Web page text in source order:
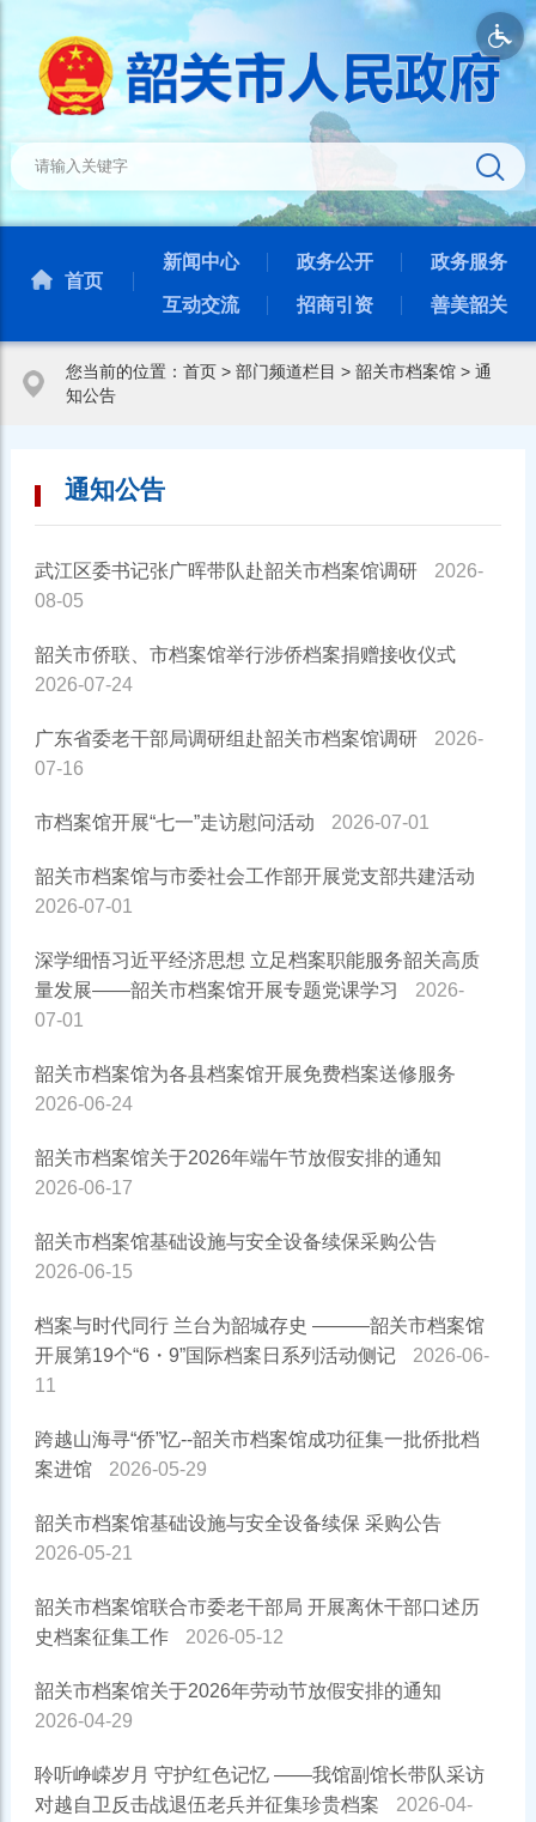
首页
新闻中心 政务公开 政务服务
互动交流 招商引资 善美韶关
您当前的位置： 首页> 部门频道栏目 > 韶关市档案馆> 通
知公告
通知公告
武江区委书记张广晖带队赴韶关市档案馆调研
2026-
08-05
韶关市侨联、市档案馆举行涉侨档案捐赠接收仪式
2026-07-24
广东省委老干部局调研组赴韶关市档案馆调研
2026-
07-16
市档案馆开展“七一”走访慰问活动 2026-07-01
韶关市档案馆与市委社会工作部开展党支部共建活动
2026-07-01
深学细悟习近平经济思想 立足档案职能服务韶关高质
量发展——韶关市档案馆开展专题党课学习
2026-
07-01
韶关市档案馆为各县档案馆开展免费档案送修服务
2026-06-24
韶关市档案馆关于2026年端午节放假安排的通知
2026-06-17
韶关市档案馆基础设施与安全设备续保采购公告
2026-06-15
档案与时代同行 兰台为韶城存史 ———韶关市档案馆
开展第19个“6・9”国际档案日系列活动侧记
2026-06-
11
跨越山海寻“侨”忆--韶关市档案馆成功征集一批侨批档
案进馆
2026-05-29
韶关市档案馆基础设施与安全设备续保 采购公告
2026-05-21
韶关市档案馆联合市委老干部局 开展离休干部口述历
史档案征集工作
2026-05-12
韶关市档案馆关于2026年劳动节放假安排的通知
2026-04-29
聆听峥嵘岁月 守护红色记忆 ——我馆副馆长带队采访
对越自卫反击战退伍老兵并征集珍贵档案
2026-04-